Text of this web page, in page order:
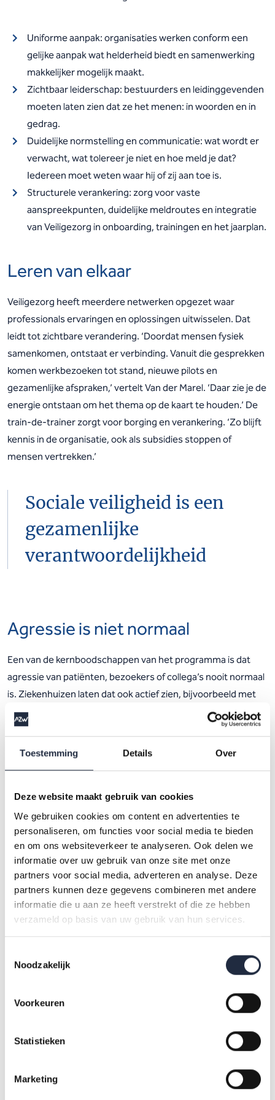
Toestemming Details Over
Deze website maakt gebruik van cookies
We gebruiken cookies om content en advertenties te
personaliseren, om functies voor social media te bieden
en om ons websiteverkeer te analyseren. Ook delen we
informatie over uw gebruik van onze site met onze
partners voor social media, adverteren en analyse. Deze
partners kunnen deze gegevens combineren met andere
informatie die u aan ze heeft verstrekt of die ze hebben
verzameld op basis van uw gebruik van hun services.
Noodzakelijk
Voorkeuren
Statistieken
Marketing
Uniforme aanpak: organisaties werken conform een
gelijke aanpak wat helderheid biedt en samenwerking
makkelijker mogelijk maakt.
Zichtbaar leiderschap: bestuurders en leidinggevenden
moeten laten zien dat ze het menen: in woorden en in
gedrag.
Duidelijke normstelling en communicatie: wat wordt er
verwacht, wat tolereer je niet en hoe meld je dat?
Iedereen moet weten waar hij of zij aan toe is.
Structurele verankering: zorg voor vaste
aanspreekpunten, duidelijke meldroutes en integratie
van Veiligezorg in onboarding, trainingen en het jaarplan.
Leren van elkaar
Veiligezorg heeft meerdere netwerken opgezet waar
professionals ervaringen en oplossingen uitwisselen. Dat
leidt tot zichtbare verandering. ‘Doordat mensen fysiek
samenkomen, ontstaat er verbinding. Vanuit die gesprekken
komen werkbezoeken tot stand, nieuwe pilots en
gezamenlijke afspraken,’ vertelt Van der Marel. ‘Daar zie je de
energie ontstaan om het thema op de kaart te houden.’ De
train-de-trainer zorgt voor borging en verankering. ‘Zo blijft
kennis in de organisatie, ook als subsidies stoppen of
mensen vertrekken.’
Sociale veiligheid is een
gezamenlijke
verantwoordelijkheid
Agressie is niet normaal
Een van de kernboodschappen van het programma is dat
agressie van patiënten, bezoekers of collega’s nooit normaal
is. Ziekenhuizen laten dat ook actief zien, bijvoorbeeld met
duidelijke huisregels aan de muur of door een helder
sanctiebeleid. ‘Agressie en grensoverschrijdend gedrag mag
benadrukt Linda van der Marel. ‘Zorg dat ze weten dat je ze
Wat maakt sociale veiligheid
duurzaam?
Een belangrijke les is dat sociale veiligheid niet geborgd is
met alleen een training of poster. Het vraagt om inbedding in
beleid, continue verbeteringen, aandacht op meerdere
niveaus én blijvende reflectie. ‘Je moet het opnemen in je
thema. Alleen dan krijgt het de aandacht die het verdient,’
aldus Van der Marel. Daarom biedt Veiligezorg ondersteuning
netwerkbijeenkomsten. De handreikingen blijven gratis
Vernieuwing en brede campagne